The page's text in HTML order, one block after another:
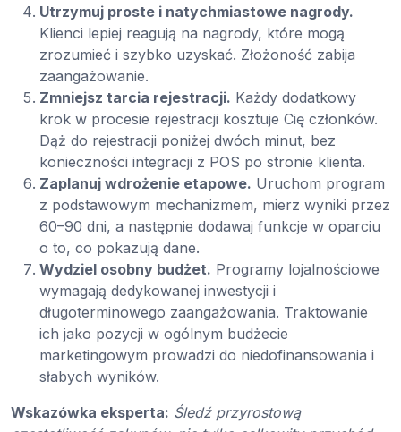
Utrzymuj proste i natychmiastowe nagrody.
Klienci lepiej reagują na nagrody, które mogą
zrozumieć i szybko uzyskać. Złożoność zabija
zaangażowanie.
Zmniejsz tarcia rejestracji. Każdy dodatkowy
krok w procesie rejestracji kosztuje Cię członków.
Dąż do rejestracji poniżej dwóch minut, bez
konieczności integracji z POS po stronie klienta.
Zaplanuj wdrożenie etapowe. Uruchom program
z podstawowym mechanizmem, mierz wyniki przez
60–90 dni, a następnie dodawaj funkcje w oparciu
o to, co pokazują dane.
Wydziel osobny budżet. Programy lojalnościowe
wymagają dedykowanej inwestycji i
długoterminowego zaangażowania. Traktowanie
ich jako pozycji w ogólnym budżecie
marketingowym prowadzi do niedofinansowania i
słabych wyników.
Wskazówka eksperta: Śledź przyrostową